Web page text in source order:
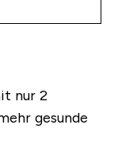
nur 2
gesunde